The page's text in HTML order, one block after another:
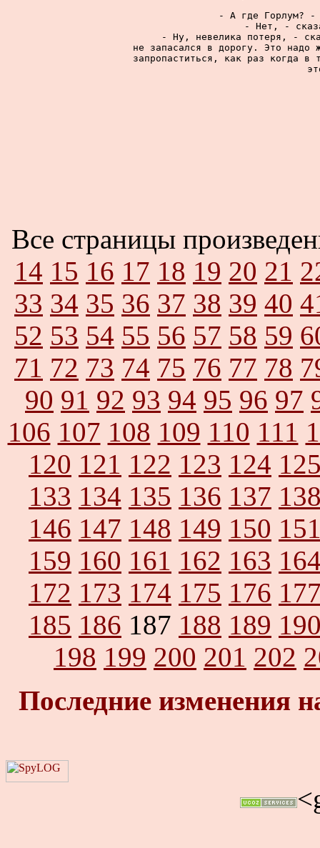
- А где Горлум?
- Нет, -
- Ну, невелика потеря, -
не запасался в дорогу. Это
запропаститься, как раз когда
Все страницы
14 15 16 17 18 19 20 21
33 34 35 36 37 38 39 40
52 53 54 55 56 57 58 59
71 72 73 74 75 76 77 78
90 91 92 93 94 95 96 97
106 107 108 109 110 111
120 121 122 123 124
133 134 135 136 137
146 147 148 149 150
159 160 161 162 163
172 173 174 175 176
185 186 187 188 189
198 199 200 201 202
Последние изменения
<